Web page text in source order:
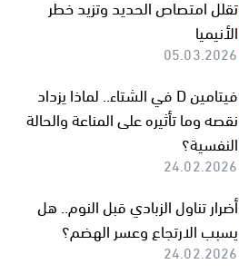
تقلل امتصاص الحديد وتزيد خطر
الأنيميا
05.03.2026
فيتامين D في الشتاء.. لماذا يزداد
نقصه وما تأثيره على المناعة والحالة
النفسية؟
24.02.2026
أضرار تناول الزبادي قبل النوم.. هل
يسبب الارتجاع وعسر الهضم؟
24.02.2026